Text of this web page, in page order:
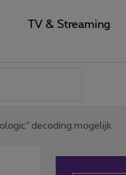
TV & Streaming
decoding mogelijk